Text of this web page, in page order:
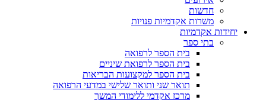
חדשות
משרות אקדמיות פנויות
יחידות אקדמיות
בתי ספר
בית הספר לרפואה
בית הספר לרפואת שיניים
בית הספר למקצועות הבריאות
תואר שני ותואר שלישי במדעי הרפואה
מרכז אקדמי ללימודי המשך